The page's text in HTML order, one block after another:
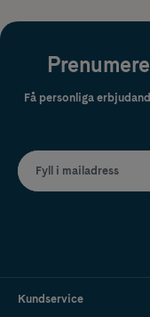
Få personliga
Fyll i mailadress
Kundservice